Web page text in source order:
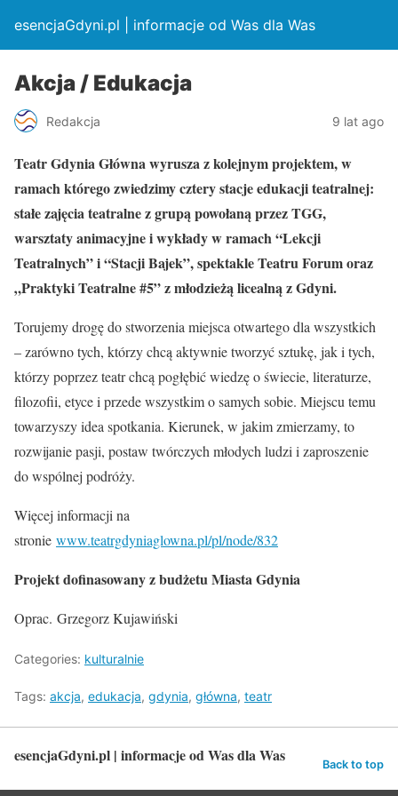
esencjaGdyni.pl | informacje od Was dla Was
Akcja / Edukacja
Redakcja 9 lat ago
Teatr Gdynia Główna wyrusza z kolejnym projektem, w
ramach którego zwiedzimy cztery stacje edukacji teatralnej:
stałe zajęcia teatralne z grupą powołaną przez TGG,
warsztaty animacyjne i wykłady w ramach “Lekcji
Teatralnych” i “Stacji Bajek”, spektakle Teatru Forum oraz
„Praktyki Teatralne #5” z młodzieżą licealną z Gdyni.
Torujemy drogę do stworzenia miejsca otwartego dla wszystkich
– zarówno tych, którzy chcą aktywnie tworzyć sztukę, jak i tych,
którzy poprzez teatr chcą pogłębić wiedzę o świecie, literaturze,
filozofii, etyce i przede wszystkim o samych sobie. Miejscu temu
towarzyszy idea spotkania. Kierunek, w jakim zmierzamy, to
rozwijanie pasji, postaw twórczych młodych ludzi i zaproszenie
do wspólnej podróży.
Więcej informacji na
stronie www.teatrgdyniaglowna.pl/pl/node/832
Projekt dofinasowany z budżetu Miasta Gdynia
Oprac. Grzegorz Kujawiński
Categories: kulturalnie
Tags: akcja, edukacja, gdynia, główna, teatr
esencjaGdyni.pl | informacje od Was dla Was Back to top